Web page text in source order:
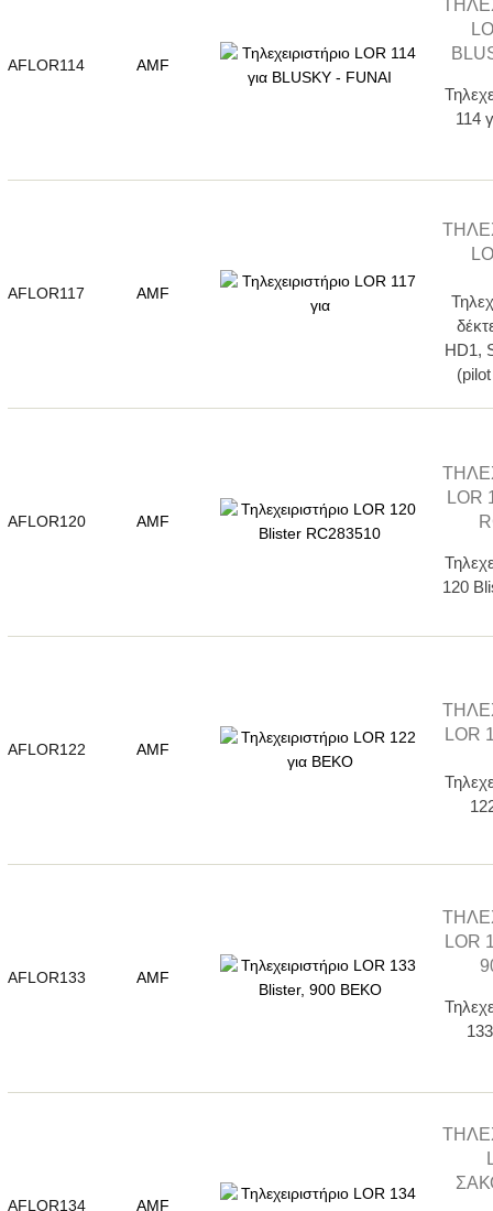
AFLOR114 AMF
114
AFLOR117 AMF
HD1,
AFLOR120 AMF
LOR
120
AFLOR122 AMF
LOR
AFLOR133 AMF
LOR
AFLOR134 AMF